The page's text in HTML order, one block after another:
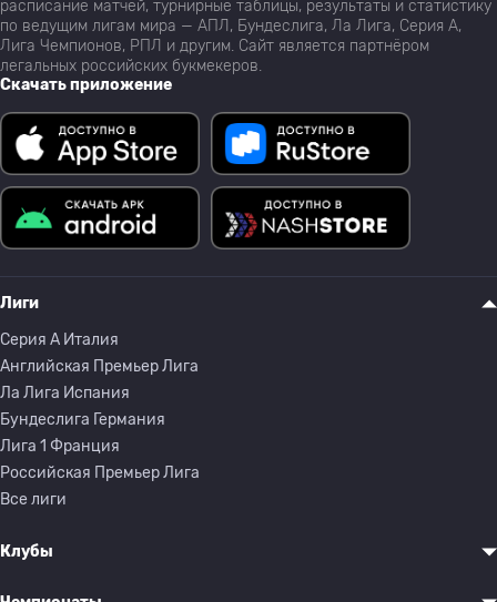
расписание матчей, турнирные таблицы, результаты и статистику
по ведущим лигам мира — АПЛ, Бундеслига, Ла Лига, Серия А,
Лига Чемпионов, РПЛ и другим. Сайт является партнёром
легальных российских букмекеров.
Скачать приложение
Лиги
Серия A Италия
Английская Премьер Лига
Ла Лига Испания
Бундеслига Германия
Лига 1 Франция
Российская Премьер Лига
Все лиги
Клубы